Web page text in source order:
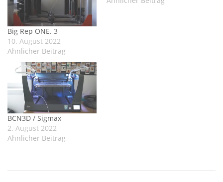
Big Rep ONE. 3
10. August 2022
Ähnlicher Beitrag
BCN3D / Sigmax
2. August 2022
Ähnlicher Beitrag